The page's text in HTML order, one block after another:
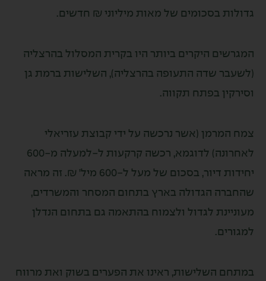
בסכומים של מאות מיליוני ₪ חדשים.
היקרים ביותר היו בקרית המסלול בהרצליה
שדה התעופה בהרצליה), השלישות ברמת גן
בפתח תקווה.
המרמן (אשר נרכשה על ידי קבוצת עזריאלי
לאחרונה) לדוגמא, רכשה קרקעות ל-למעלה מ-600
יחידות דיור, בסכום של מעל ל-600 מיל' ₪. זה מראה
הגדולה בארץ בתחום המסחר והמשרדים,
לגדול ולצמוח בהתאמה גם בתחום הנדלן
השלישות, ראינו את הפערים בשוק ואת מרווח